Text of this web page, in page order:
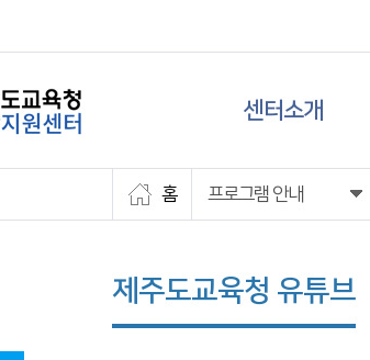
센터소개
센터 소개
찾아오시는 길
홈 프로그램 안내
제주도교육청 유튜브